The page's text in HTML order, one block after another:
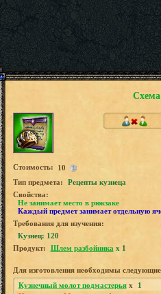
Стоимость:
10
Tип предмета:
Рецепты кузнеца
Свойства:
Не занимает место в рюкзаке
Каждый предмет занимает отдельную
Требования для изучения:
Кузнец: 120
Продукт:
Шлем разбойника x 1
Для изготовления необходимы
Кузнечный молот подмастерьяx
1